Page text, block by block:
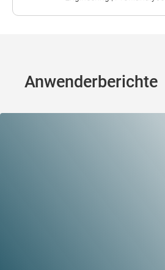
Anwenderberichte